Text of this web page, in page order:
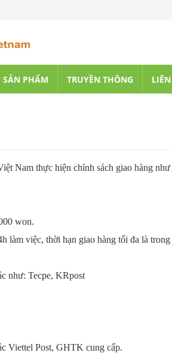
SẢN PHẨM TRUYỀN THÔNG
Nam thực hiện chính sách giao hàng như
won.
làm việc, thời hạn giao hàng tối đa là
như: Tecpe, KRpost
Viettel Post, GHTK cung cấp.